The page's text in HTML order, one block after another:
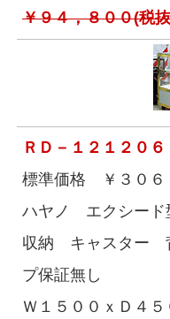
￥９４，８００(税
ＲＤ－１２１２０６
標準価格 ￥３０６
ハヤノ エクシー
収納 キャスター
プ保証無し
Ｗ１５００ｘＤ４